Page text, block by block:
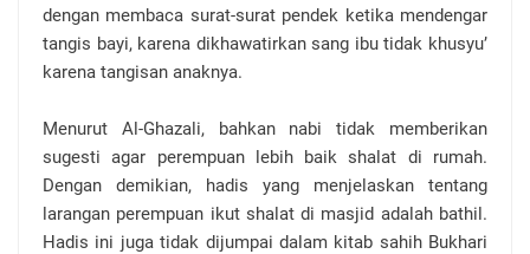
dengan membaca surat-surat pendek ketika mendengar
tangis bayi, karena dikhawatirkan sang ibu tidak khusyu’
karena tangisan anaknya.
Menurut Al-Ghazali, bahkan nabi tidak memberikan
sugesti agar perempuan lebih baik shalat di rumah.
Dengan demikian, hadis yang menjelaskan tentang
larangan perempuan ikut shalat di masjid adalah bathil.
Hadis ini juga tidak dijumpai dalam kitab sahih Bukhari